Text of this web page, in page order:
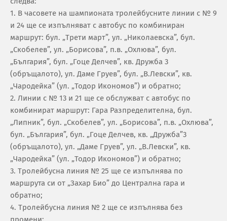
1. В часовете на шампионата тролейбусните линии с № 9
и 24 ще се изпълняват с автобус по комбиниран
маршрут: бул. „Трети март”, ул. „Николаевска”, бул.
„Скобелев”, ул. „Борисова”, п.в. „Охлюва”, бул.
„България”, бул. „Гоце Делчев”, кв. Дружба 3
(обръщалото), ул. Даме Груев”, бул. „В.Левски”, кв.
„Чародейка” (ул. „Тодор Икономов”) и обратно;
2. Линии с № 13 и 21 ще се обслужват с автобус по
комбинират маршрут: Гара Разпределителна, бул.
„Липник”, бул. „Скобелев”, ул. „Борисова”, п.в. „Охлюва”,
бул. „България”, бул. „Гоце Делчев, кв. „Дружба”3
(обръщалото), ул. „Даме Груев”, ул. „В.Левски”, кв.
„Чародейка” (ул. „Тодор Икономов”) и обратно;
3. Тролейбусна линия № 25 ще се изпълнява по
маршрута си от „Захар Био” до Централна гара и
обратно;
4. Тролейбусна линия № 2 ще се изпълнява без